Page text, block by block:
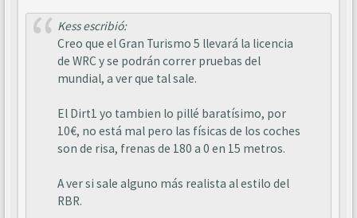
Kess escribió:
Creo que el Gran Turismo 5 llevará la licencia
de WRC y se podrán correr pruebas del
mundial, a ver que tal sale.
El Dirt1 yo tambien lo pillé baratísimo, por
10€, no está mal pero las físicas de los coches
son de risa, frenas de 180 a 0 en 15 metros.
A ver si sale alguno más realista al estilo del
RBR.